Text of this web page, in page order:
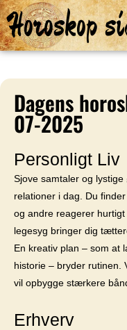
Horoskop
Dagens
07-2025
Personligt Liv
Sjove samtaler og
relationer i dag. Du
og andre reagerer
legesyg bringer dig
En kreativ plan – som at
historie – bryder rutinen.
vil opbygge stærkere
Erhverv